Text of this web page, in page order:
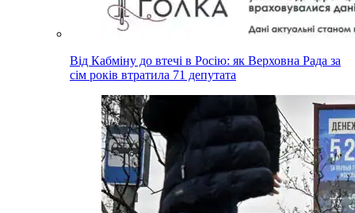
Від Кабміну до втечі в Росію: як Верховна Рада за
сім років втратила 71 депутата